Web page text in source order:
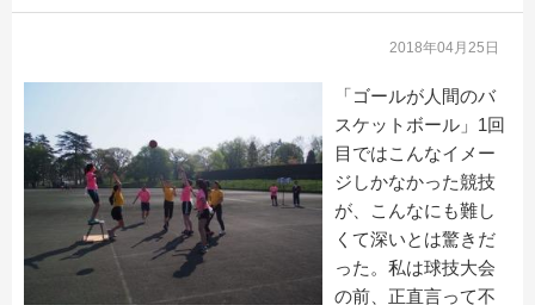
2018年04月25日
「ゴールが人間のバ
スケットボール」1回
目ではこんなイメー
ジしかなかった競技
が、こんなにも難し
くて深いとは驚きだ
った。私は球技大会
の前、正直言って不